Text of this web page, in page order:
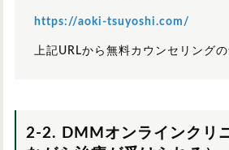
https://aoki-tsuyoshi.com/
上記URLから無料カウンセリングの
2-2. DMMオンラインクリ